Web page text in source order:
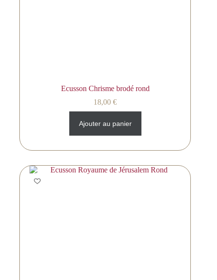
Ecusson Chrisme brodé rond
18,00€
Ajouter au panier